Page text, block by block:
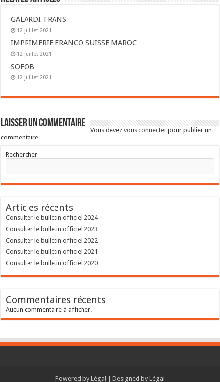
GALARDI TRANS
12 juillet 2021
IMPRIMERIE FRANCO SUISSE MAROC
12 juillet 2021
SOFOB
12 juillet 2021
Laisser un commentaire
Vous devezvous connecter pour publier un
commentaire.
Rechercher
Articles récents
Consulter le bulletin officiel 2024
Consulter le bulletin officiel 2023
Consulter le bulletin officiel 2022
Consulter le bulletin officiel 2021
Consulter le bulletin officiel 2020
Commentaires récents
Aucun commentaire à afficher.
Powered by Légal | Designed by Légal